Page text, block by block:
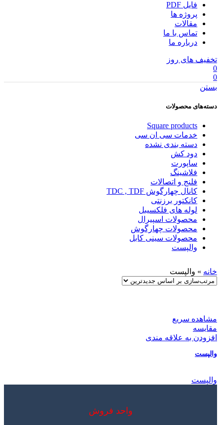
فایل PDF
پروژه ها
مقالات
تماس با ما
درباره ما
تخفیف های روز
0
0
بستن
دسته‌های محصولات
Square products
خدمات سی ان سی
دسته بندی نشده
دود کش
ساپورت
فلاشینگ
فلنج و اتصالات
کانال چهارگوش TDC , TDF
کانکتور برزنتی
لوله های فلکسیبل
محصولات اسپیرال
محصولات چهارگوش
محصولات سینی کابل
والپست
خانه » والپست
مشاهده سریع
مقایسه
افزودن به علاقه مندی
والپست
والپست
واحد فروش